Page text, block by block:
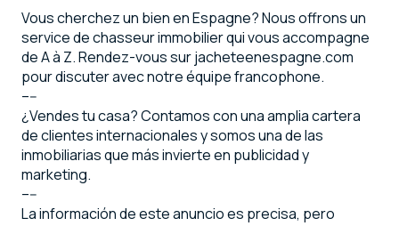
Vous cherchez un bien en Espagne? Nous offrons un
service de chasseur immobilier qui vous accompagne
de A à Z. Rendez-vous sur jacheteenespagne.com
pour discuter avec notre équipe francophone.
–--
¿Vendes tu casa? Contamos con una amplia cartera
de clientes internacionales y somos una de las
inmobiliarias que más invierte en publicidad y
marketing.
–--
La información de este anuncio es precisa, pero